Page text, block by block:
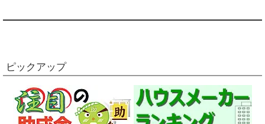
ピックアップ